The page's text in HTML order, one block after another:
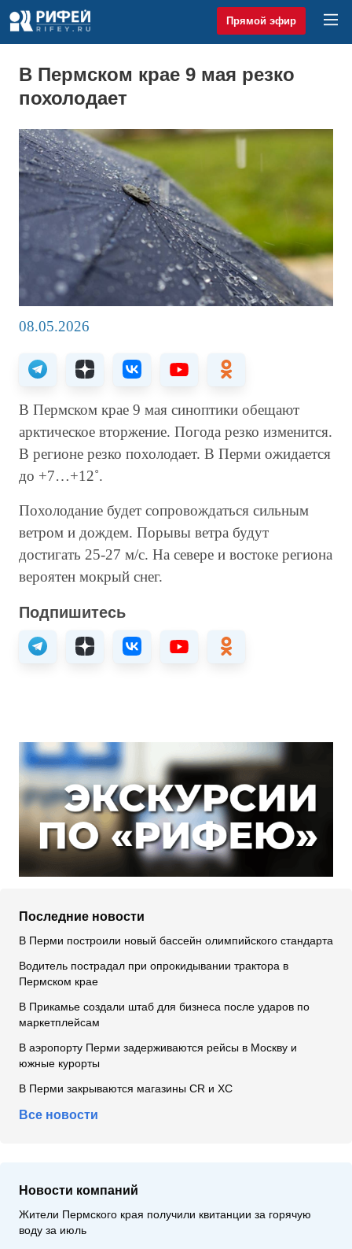
Прямой эфир
В Пермском крае 9 мая резко
похолодает
08.05.2026
В Пермском крае 9 мая синоптики обещают
арктическое вторжение. Погода резко изменится.
В регионе резко похолодает. В Перми ожидается
до +7…+12˚.
Похолодание будет сопровождаться сильным
ветром и дождем. Порывы ветра будут
достигать 25-27 м/с. На севере и востоке региона
вероятен мокрый снег.
Подпишитесь
Последние новости
В Перми построили новый бассейн олимпийского стандарта
Водитель пострадал при опрокидывании трактора в
Пермском крае
В Прикамье создали штаб для бизнеса после ударов по
маркетплейсам
В аэропорту Перми задерживаются рейсы в Москву и
южные курорты
В Перми закрываются магазины CR и XC
Все новости
Новости компаний
Жители Пермского края получили квитанции за горячую
воду за июль